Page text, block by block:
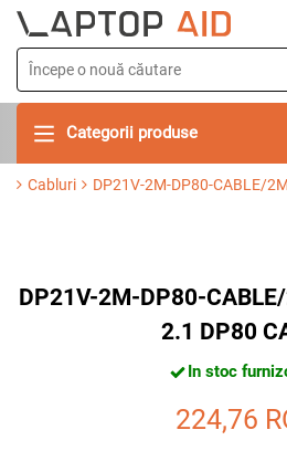
Categorii produse
Cabluri
DP21V-2M-DP80-
2.1 DP80
In stoc
224,76